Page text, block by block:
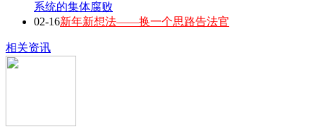
系统的集体腐败
02-16新年新想法——换一个思路告法官
相关资讯